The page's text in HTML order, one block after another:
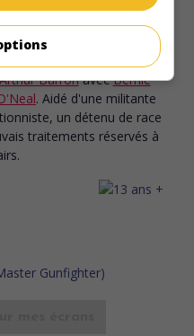
mes écrans
Barron avec Bernie
. Aidé d'une militante
un détenu de race
traitements réservés à